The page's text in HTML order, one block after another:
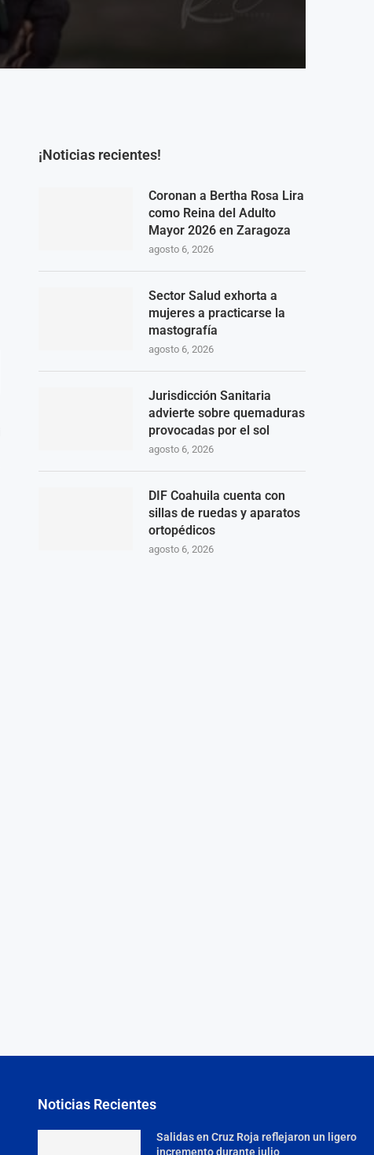
¡Noticias recientes!
Coronan a Bertha Rosa Lira
como Reina del Adulto
Mayor 2026 en Zaragoza
agosto 6, 2026
Sector Salud exhorta a
mujeres a practicarse la
mastografía
agosto 6, 2026
Jurisdicción Sanitaria
advierte sobre quemaduras
provocadas por el sol
agosto 6, 2026
DIF Coahuila cuenta con
sillas de ruedas y aparatos
ortopédicos
agosto 6, 2026
Noticias Recientes
Salidas en Cruz Roja reflejaron un ligero
incremento durante julio